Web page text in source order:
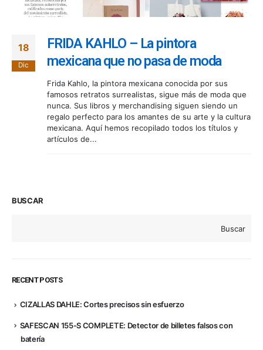
18
Dic
FRIDA KAHLO – La pintora
mexicana que no pasa de moda
Frida Kahlo, la pintora mexicana conocida por sus
famosos retratos surrealistas, sigue más de moda que
nunca. Sus libros y merchandising siguen siendo un
regalo perfecto para los amantes de su arte y la cultura
mexicana. Aquí hemos recopilado todos los títulos y
artículos de...
BUSCAR
Buscar
RECENT POSTS
CIZALLAS DAHLE: Cortes precisos sin esfuerzo
SAFESCAN 155-S COMPLETE: Detector de billetes falsos con
batería